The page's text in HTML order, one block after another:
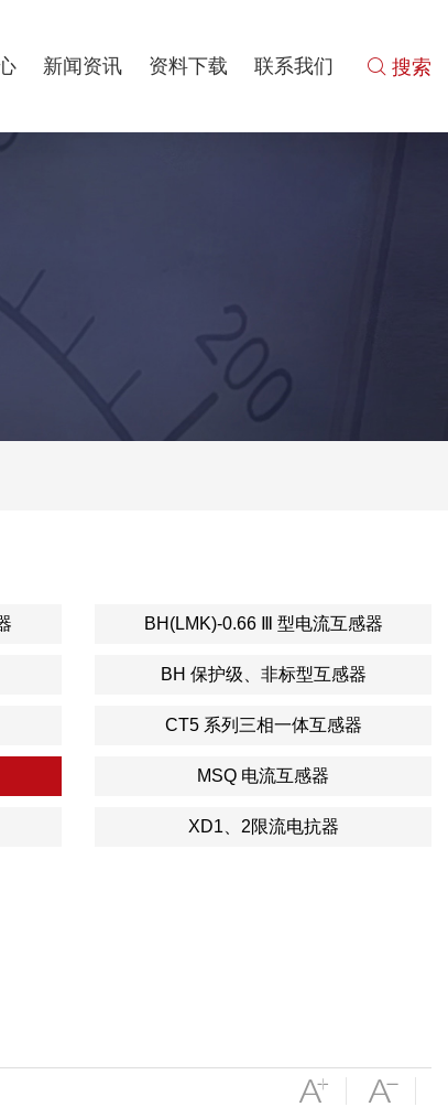
 搜索
新闻资讯 资料下载 联系我们
BH(LMK)-0.66 Ⅲ 型电流互感器
BH 保护级、非标型互感器
CT5 系列三相一体互感器
MSQ 电流互感器
XD1、2限流电抗器